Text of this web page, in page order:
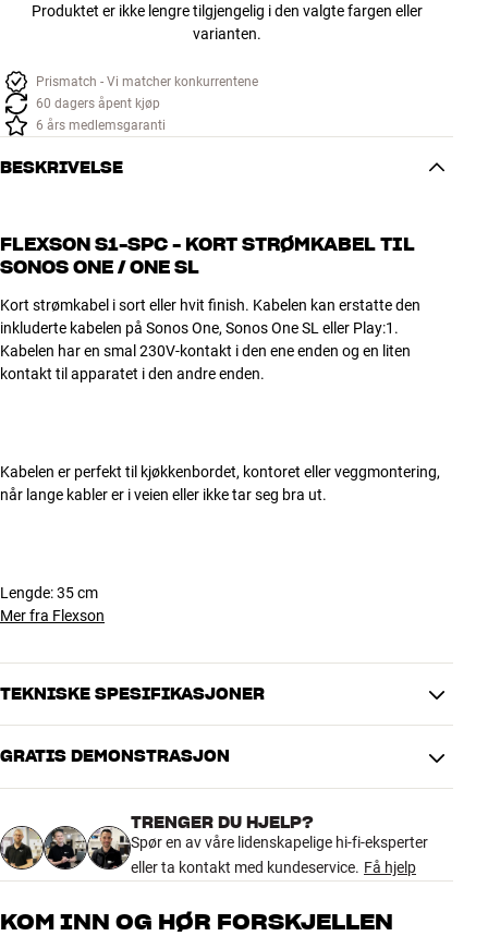
Produktet er ikke lengre tilgjengelig i den valgte fargen eller
varianten.
Prismatch - Vi matcher konkurrentene
60 dagers åpent kjøp
6 års medlemsgaranti
BESKRIVELSE
FLEXSON S1-SPC - KORT STRØMKABEL TIL
SONOS ONE / ONE SL
Kort strømkabel i sort eller hvit finish. Kabelen kan erstatte den
inkluderte kabelen på Sonos One, Sonos One SL eller Play:1.
Kabelen har en smal 230V-kontakt i den ene enden og en liten
kontakt til apparatet i den andre enden.
Kabelen er perfekt til kjøkkenbordet, kontoret eller veggmontering,
når lange kabler er i veien eller ikke tar seg bra ut.
Lengde: 35 cm
Mer fra Flexson
TEKNISKE SPESIFIKASJONER
Modell / Variant
0,35 m
Vekt produkt (kg)
0,25
Vekt emballasje (kg)
0,25
dybde)
GRATIS DEMONSTRASJON
TRENGER DU HJELP?
Spør en av våre lidenskapelige hi-fi-eksperter
eller ta kontakt med kundeservice. Få hjelp
KOM INN OG HØR FORSKJELLEN